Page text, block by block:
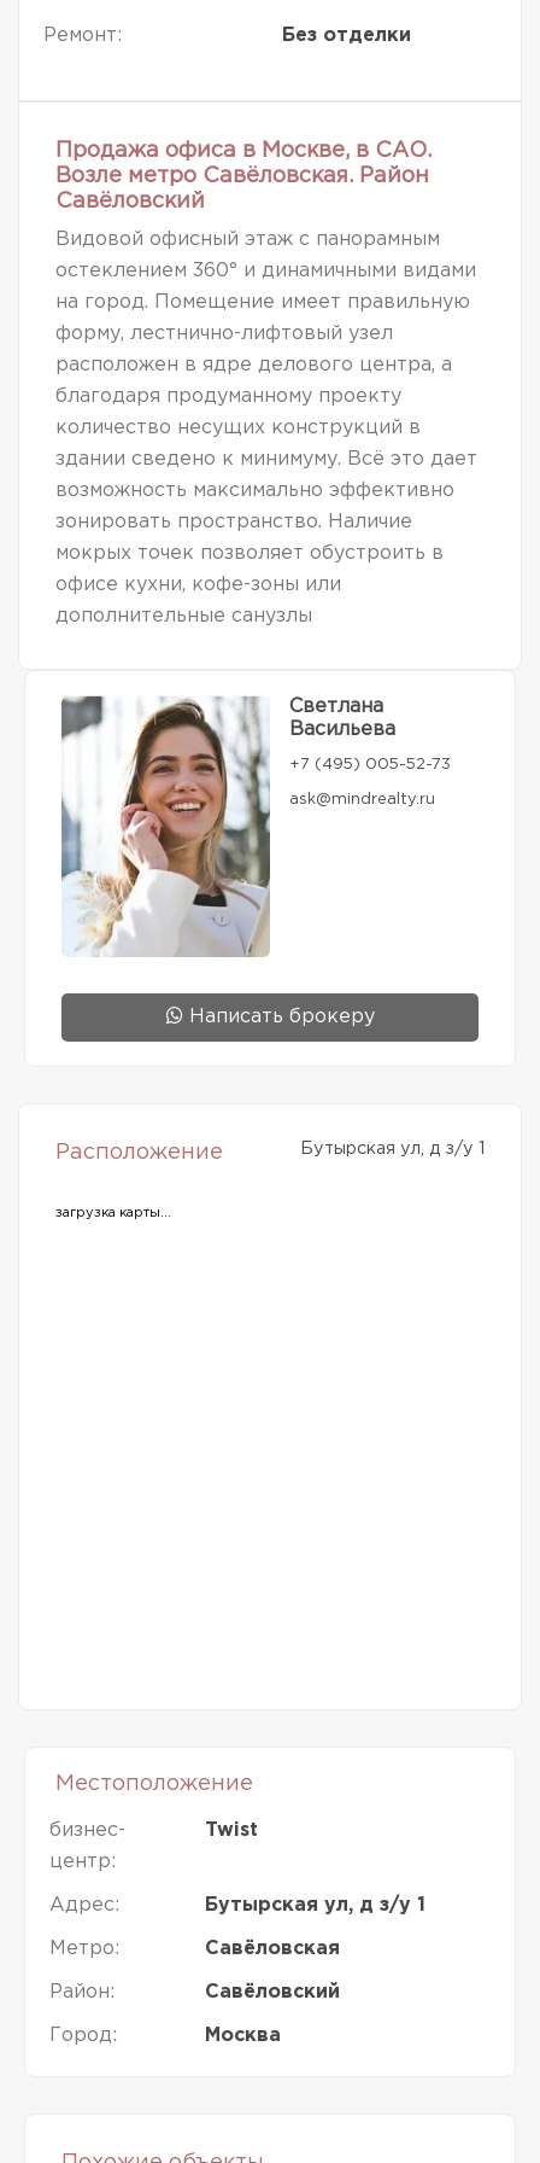
Ремонт: Без отделки
Продажа офиса в Москве, в САО.
Возле метро Савёловская. Район
Савёловский
Видовой офисный этаж с панорамным
остеклением 360° и динамичными видами
на город. Помещение имеет правильную
форму, лестнично-лифтовый узел
расположен в ядре делового центра, а
благодаря продуманному проекту
количество несущих конструкций в
здании сведено к минимуму. Всё это дает
возможность максимально эффективно
зонировать пространство. Наличие
мокрых точек позволяет обустроить в
офисе кухни, кофе-зоны или
дополнительные санузлы
Светлана
Васильева
+7 (495) 005-52-73
ask@mindrealty.ru
Написать брокеру
Расположение Бутырская ул, д з/у 1
загрузка карты...
Местоположение
бизнес-
центр:
Twist
Адрес: Бутырская ул, д з/у 1
Метро: Савёловская
Район: Савёловский
Город: Москва